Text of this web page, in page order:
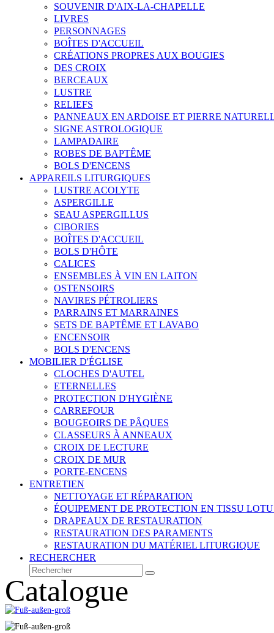
SOUVENIR D'AIX-LA-CHAPELLE
LIVRES
PERSONNAGES
BOÎTES D'ACCUEIL
CRÉATIONS PROPRES AUX BOUGIES
DES CROIX
BERCEAUX
LUSTRE
RELIEFS
PANNEAUX EN ARDOISE ET PIERRE
SIGNE ASTROLOGIQUE
LAMPADAIRE
ROBES DE BAPTÊME
BOLS D'ENCENS
APPAREILS LITURGIQUES
LUSTRE ACOLYTE
ASPERGILLE
SEAU ASPERGILLUS
CIBORIES
BOÎTES D'ACCUEIL
BOLS D'HÔTE
CALICES
ENSEMBLES À VIN EN LAITON
OSTENSOIRS
NAVIRES PÉTROLIERS
PARRAINS ET MARRAINES
SETS DE BAPTÊME ET LAVABO
ENCENSOIR
BOLS D'ENCENS
MOBILIER D'ÉGLISE
CLOCHES D'AUTEL
ETERNELLES
PROTECTION D'HYGIÈNE
CARREFOUR
BOUGEOIRS DE PÂQUES
CLASSEURS À ANNEAUX
CROIX DE LECTURE
CROIX DE MUR
PORTE-ENCENS
ENTRETIEN
NETTOYAGE ET RÉPARATION
ÉQUIPEMENT DE PROTECTION EN TISSU
DRAPEAUX DE RESTAURATION
RESTAURATION DES PARAMENTS
RESTAURATION DU MATÉRIEL LITURGIQUE
RECHERCHER
Rechercher
Envoyer
Catalogue